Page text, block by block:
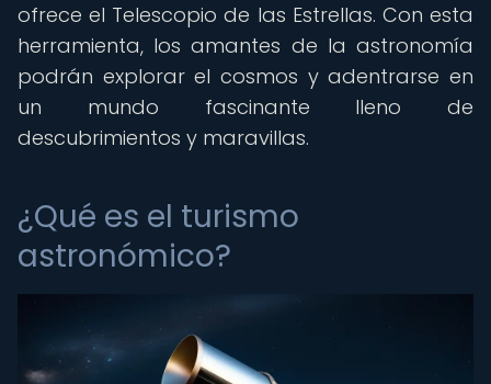
ofrece el Telescopio de las Estrellas. Con esta
herramienta, los amantes de la astronomía
podrán explorar el cosmos y adentrarse en
un mundo fascinante lleno de
descubrimientos y maravillas.
¿Qué es el turismo
astronómico?